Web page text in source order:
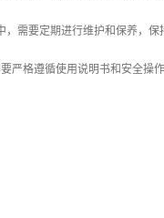
需要定期进行维护和保养，保
严格遵循使用说明书和安全操